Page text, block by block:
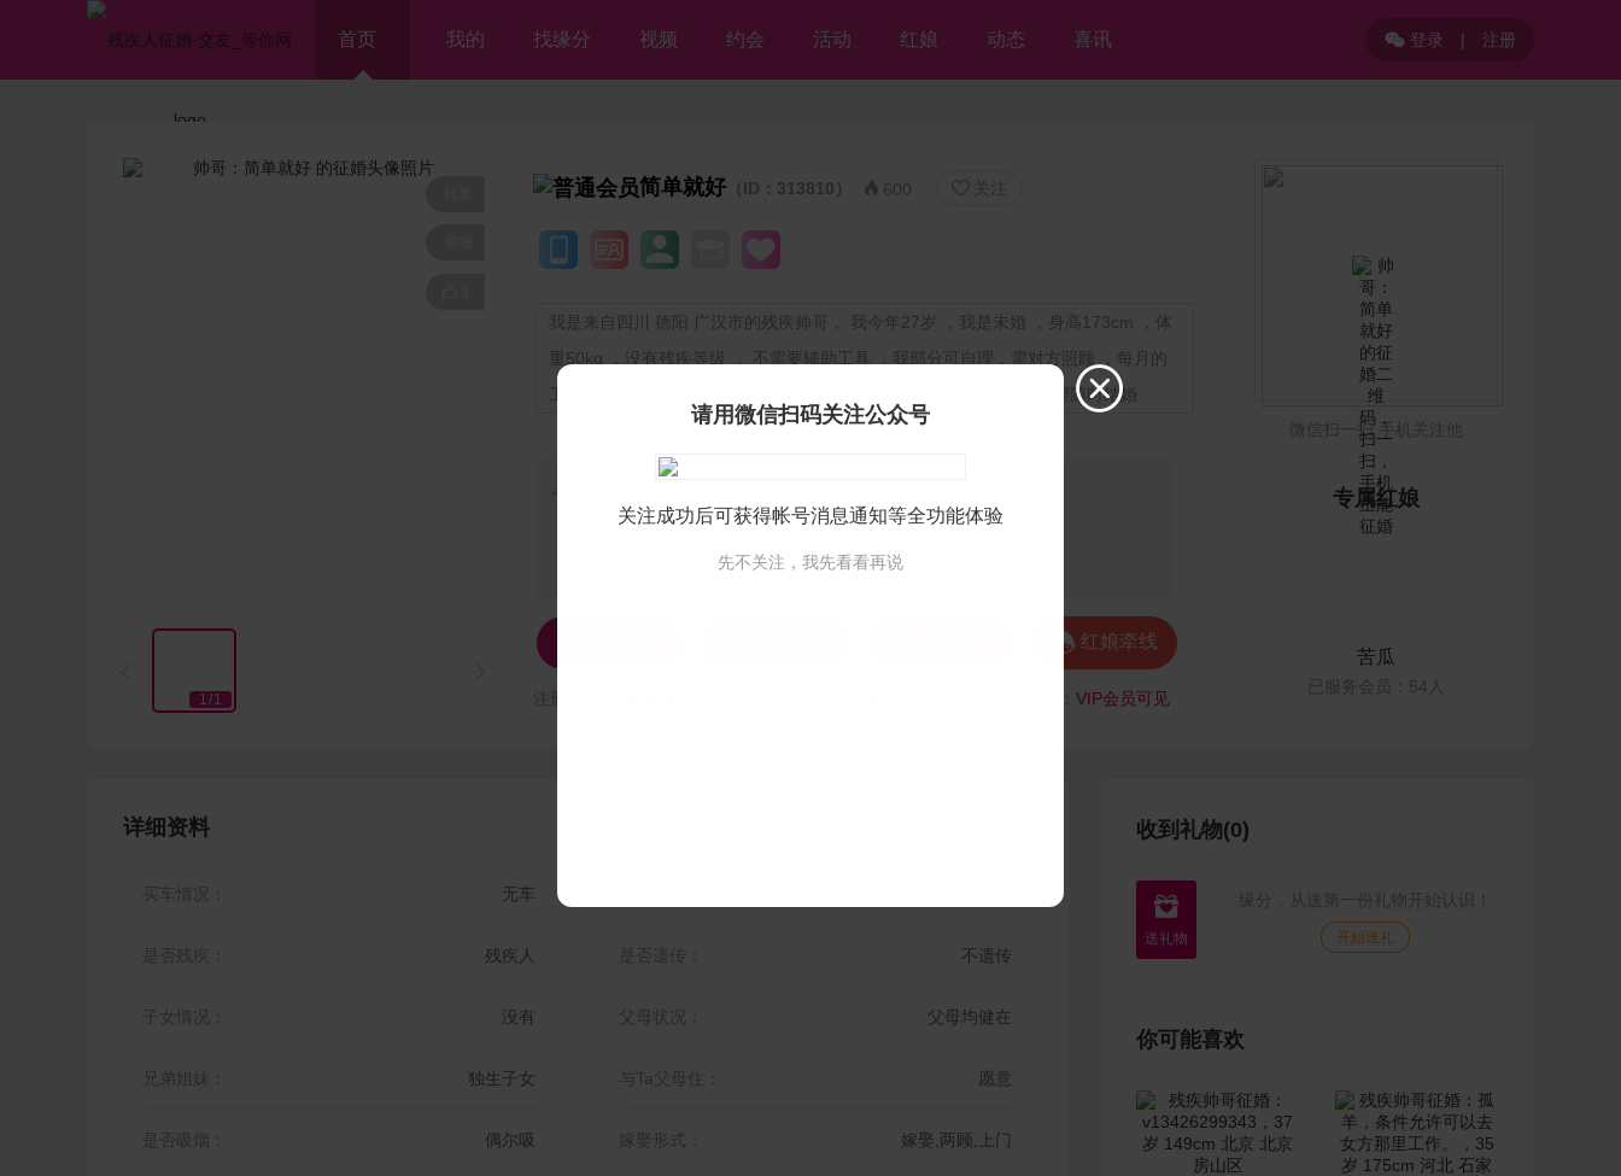
首页 我的 找缘分 视频 约会 活动 红娘 动态 喜讯 登录 | 注册
1/1
简单就好 （ID：313810）  600  关注
我是来自四川 德阳 广汉市的残疾帅哥， 我今年27岁 ，我是未婚 ，身高173cm ，体
重50kg ，没有残疾等级 ， 不需要辅助工具 ，我部分可自理，需对方照顾 ，每月的
工资5~8千 ，学历是中专 ，目前做推拿按摩 ，家里有能力购房 ，期望随时结婚
个人独白：
 红娘牵线
VIP会员可见
微信扫一扫 手机关注他
专属红娘
苦瓜
已服务会员：54人
详细资料
买车情况： 无车
是否残疾： 残疾人 是否遗传： 不遗传
子女情况： 没有 父母状况： 父母均健在
兄弟姐妹： 独生子女 与Ta父母住： 愿意
是否吸烟： 偶尔吸 嫁娶形式： 嫁娶,两顾,上门
收到礼物(0)
 缘分，从送第一份礼物开始认识！
开始送礼
你可能喜欢

请用微信扫码关注公众号
关注成功后可获得帐号消息通知等全功能体验
先不关注，我先看看再说